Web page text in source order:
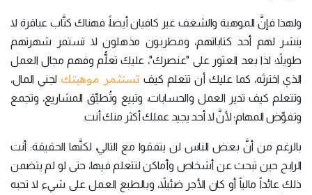
ولهذا فإنَّ الموهبة والشغف غير كافيان أيضاً، فهناك كتَّاب عباقرة لا
ينشر لهم أحد كتاباتهم، ومطربون مذهلون لا تستمر شهرتهم
طويلاً؛ لذا بعد العثور على "عنصرك"، عليك تعلُّم وفهم مجال العمل
الذي اخترتَه، كما عليك أن تتعلم كيف تستثمر موهبتك لجني المال،
وتتعلم كيف تدير العمل والحسابات، وتبيع وتُطبِّق المشاريع، وتجمع
وتفوِّض المهام؛ لأنَّ لا أحد يجيد عملك أكثر منك أنت.
بالرغم من أنَّ بعض الناس لن يتفقوا مع التالي، لكنَّها الحقيقة: أنت
الرابح حين تبحث عن أشخاص وأماكن لتتعلم فيها، حتى لو لم يتضمن
ذلك عائداً مالياً أو كان الأجر ضئيلاً، وبالطبع العمل على شيء لا تحبه